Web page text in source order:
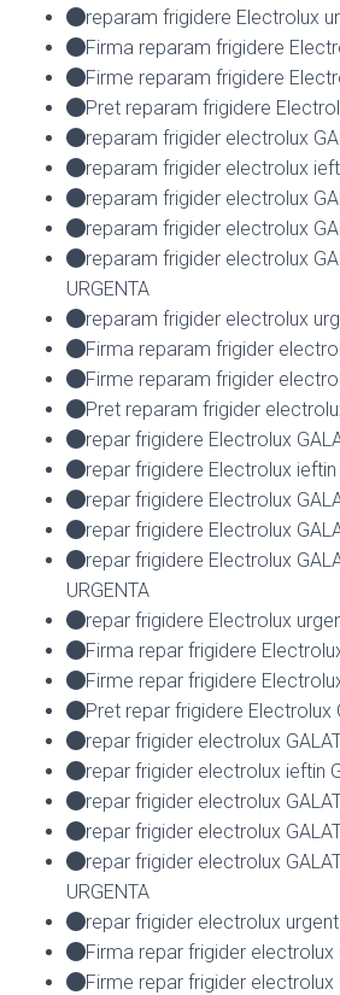
reparam frigidere Electrolux
Firma reparam frigidere
Firme reparam frigidere
Pret reparam frigidere
reparam frigider electrolux
reparam frigider electrolux
reparam frigider electrolux
reparam frigider electrolux
reparam frigider electrolux
URGENTA
reparam frigider electrolux
Firma reparam frigider
Firme reparam frigider
Pret reparam frigider
repar frigidere Electrolux
repar frigidere Electrolux ieftin
repar frigidere Electrolux
repar frigidere Electrolux
repar frigidere Electrolux
URGENTA
repar frigidere Electrolux
Firma repar frigidere
Firme repar frigidere
Pret repar frigidere Electrolux
repar frigider electrolux
repar frigider electrolux ieftin
repar frigider electrolux
repar frigider electrolux
repar frigider electrolux
URGENTA
repar frigider electrolux urgent
Firma repar frigider electrolux
Firme repar frigider electrolux